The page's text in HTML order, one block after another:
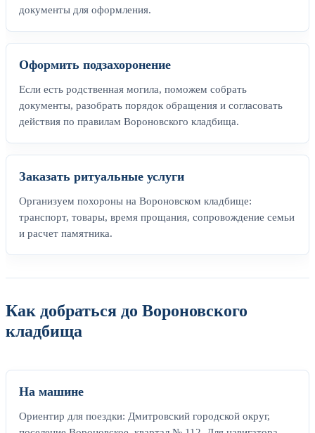
документы для оформления.
Оформить подзахоронение
Если есть родственная могила, поможем собрать
документы, разобрать порядок обращения и согласовать
действия по правилам Вороновского кладбища.
Заказать ритуальные услуги
Организуем похороны на Вороновском кладбище:
транспорт, товары, время прощания, сопровождение семьи
и расчет памятника.
Как добраться до Вороновского
кладбища
На машине
Ориентир для поездки: Дмитровский городской округ,